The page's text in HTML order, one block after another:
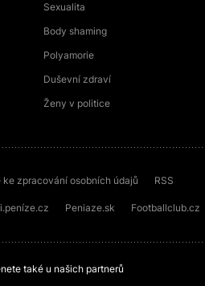
Sexualita
Body shaming
Polyamorie
Duševní zdraví
Ženy v politice
ke zpracování osobních údajů RSS
Peniaze.sk Footballclub.cz
také u našich partnerů